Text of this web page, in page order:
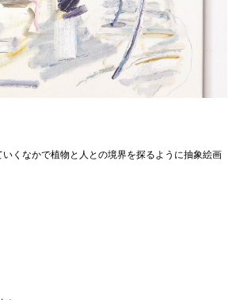
くなかで植物と人との境界を探るように抽象絵画